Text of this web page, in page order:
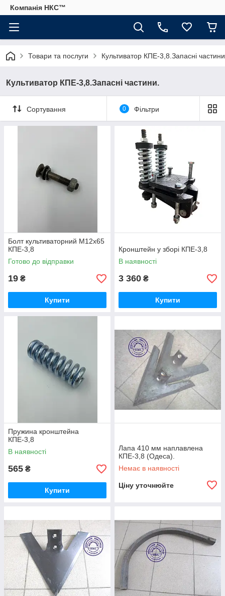
Компанія НКС™
Товари та послуги Культиватор КПЕ-3,8.Запасні
Культиватор КПЕ-3,8.Запасні частини.
Сортування 0 Фільтри
Болт культиваторний М12х65
КПЕ-3,8
Готово до відправки
19 ₴
Купити
Кронштейн у зборі КПЕ-3,8
В наявності
3 360 ₴
Купити
Пружина кронштейна
КПЕ-3,8
В наявності
565 ₴
Купити
Лапа 410 мм наплавлена
КПЕ-3,8 (Одеса).
Немає в наявності
Ціну уточнюйте